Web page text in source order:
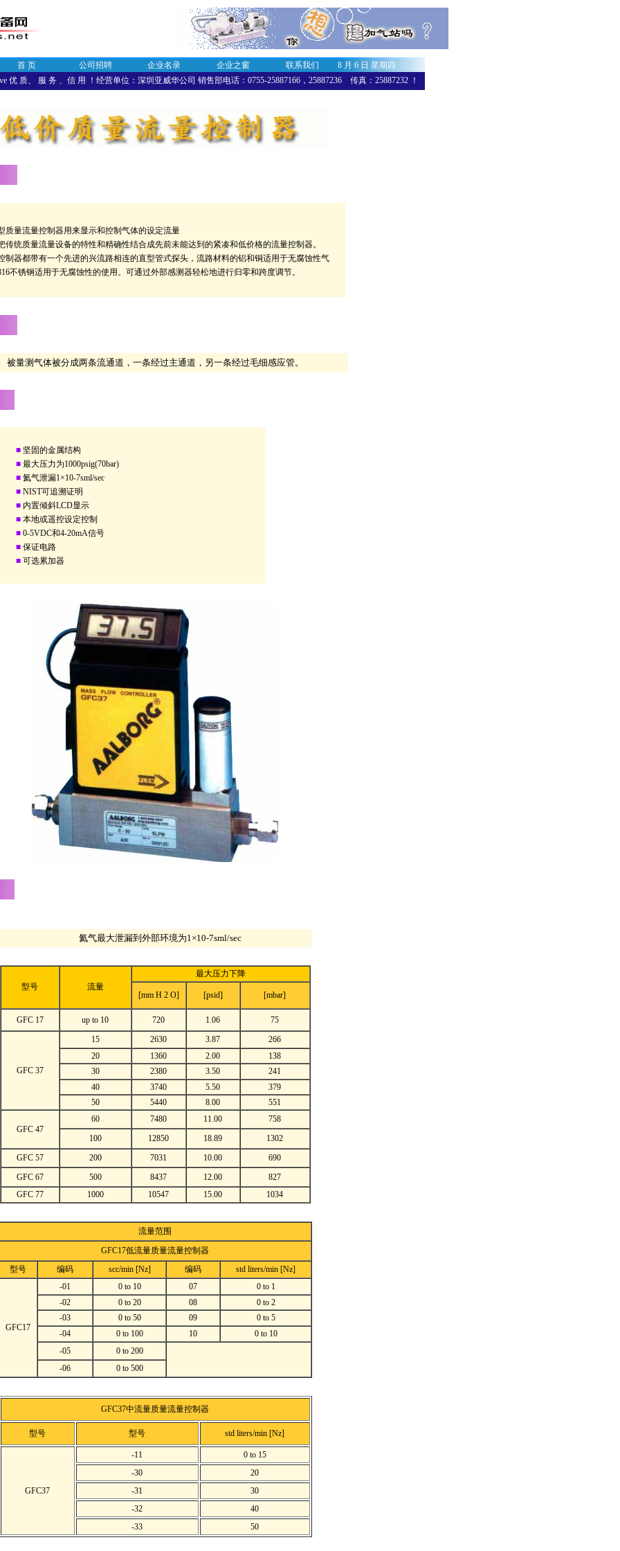
首 页 公司招聘 企业名录 企业之窗 联系我们
8 月 6 日 星期四
优 质、 服 务 、信 用 ！经营单位：深圳亚威华公司 销售部电话：0755-25887166，25887236 传真：25887232 ！
质量流量控制器用来显示和控制气体的设定流量
传统质量流量设备的特性和精确性结合成先前未能达到的紧凑和低价格的流量控制器。
制器都带有一个先进的兴流路相连的直型管式探头，流路材料的铝和铜适用于无腐蚀性气
不锈钢适用于无腐蚀性的使用。可通过外部感测器轻松地进行归零和跨度调节。
被量测气体被分成两条流通道，一条经过主通道，另一条经过毛细感应管。
■坚固的金属结构
■最大压力为1000psig(70bar)
■氦气泄漏1×10-7sml/sec
■NIST可追溯证明
■内置倾斜LCD显示
■本地或遥控设定控制
■0-5VDC和4-20mA信号
■保证电路
■可选累加器
氦气最大泄漏到外部环境为1×10-7sml/sec
型号 流量
最大压力下降
[mm H 2 O] [psid] [mbar]
GFC 17 up to 10 720 1.06 75
GFC 37
15 2630 3.87
266
20
1360 2.00
138
30
2380 3.50
241
40
3740 5.50
379
50
5440 8.00 551
GFC 47
60 7480 11.00
758
100
12850 18.89
1302
GFC 57
200 7031 10.00
690
GFC 67
500 8437 12.00
827
GFC 77
1000 10547 15.00 1034
流量范围
GFC17低流量质量流量控制器
型号
编码 scc/min [Nz] 编码 std liters/min [Nz]
GFC17
-01 0 to 10 07
0 to 1
-02
0 to 20 08
0 to 2
-03
0 to 50 09
0 to 5
-04
0 to 100 10
0 to 10
-05
0 to 200
-06
0 to 500
GFC37中流量质量流量控制器
型号 型号 std liters/min [Nz]
GFC37
-11
0 to 15
-30
20
-31
30
-32
40
-33
50